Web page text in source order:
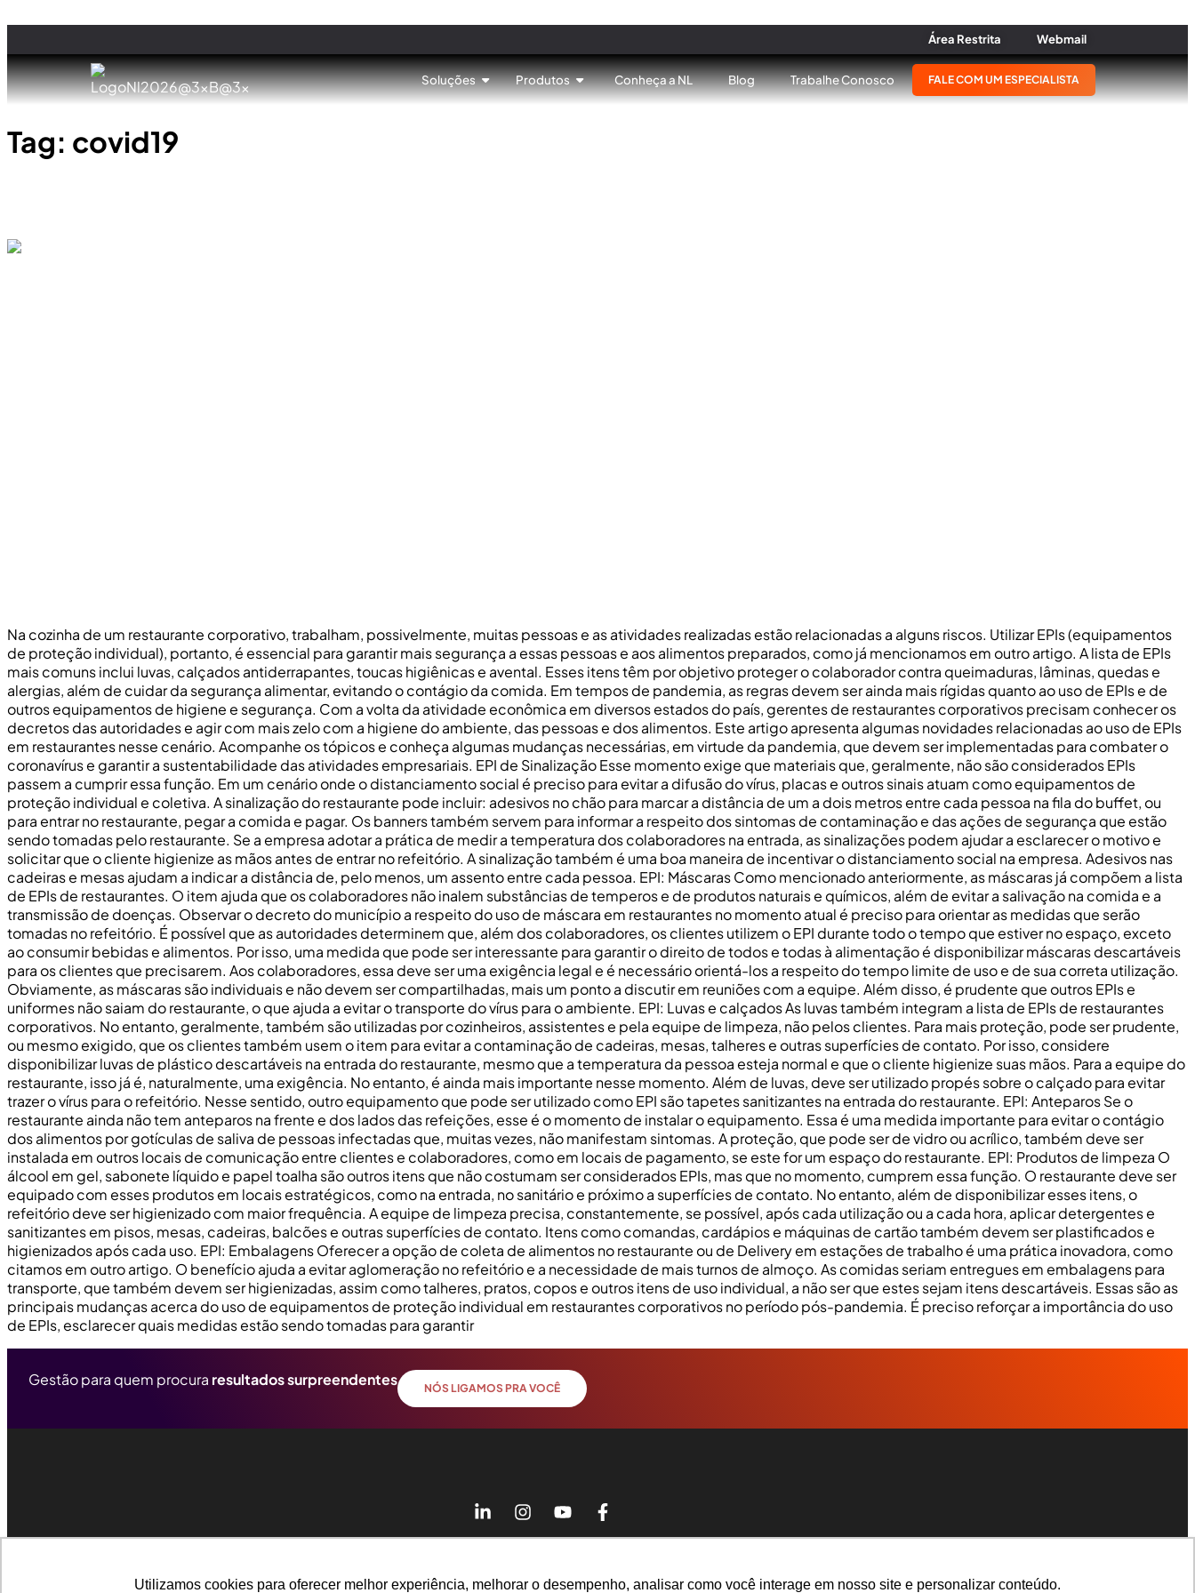
Utilizamos cookies para oferecer melhor experiência, melhorar o desempenho, analisar como você interage em nosso site e personalizar conteúdo.
Utilizamos cookies para oferecer melhor experiência, melhorar o desempenho, analisar como você interage em nosso site e personalizar conteúdo.
Webmail
Área Restrita
Soluções Produtos Conheça a NL Blog Trabalhe Conosco FALE COM UM ESPECIALISTA
Tag: covid19
Na cozinha de um restaurante corporativo, trabalham, possivelmente, muitas pessoas e as atividades realizadas estão relacionadas a alguns riscos. Utilizar EPIs (equipamentos
de proteção individual), portanto, é essencial para garantir mais segurança a essas pessoas e aos alimentos preparados, como já mencionamos em outro artigo. A lista de EPIs
mais comuns inclui luvas, calçados antiderrapantes, toucas higiênicas e avental. Esses itens têm por objetivo proteger o colaborador contra queimaduras, lâminas, quedas e
alergias, além de cuidar da segurança alimentar, evitando o contágio da comida. Em tempos de pandemia, as regras devem ser ainda mais rígidas quanto ao uso de EPIs e de
outros equipamentos de higiene e segurança. Com a volta da atividade econômica em diversos estados do país, gerentes de restaurantes corporativos precisam conhecer os
decretos das autoridades e agir com mais zelo com a higiene do ambiente, das pessoas e dos alimentos. Este artigo apresenta algumas novidades relacionadas ao uso de EPIs
em restaurantes nesse cenário. Acompanhe os tópicos e conheça algumas mudanças necessárias, em virtude da pandemia, que devem ser implementadas para combater o
coronavírus e garantir a sustentabilidade das atividades empresariais. EPI de Sinalização Esse momento exige que materiais que, geralmente, não são considerados EPIs
passem a cumprir essa função. Em um cenário onde o distanciamento social é preciso para evitar a difusão do vírus, placas e outros sinais atuam como equipamentos de
proteção individual e coletiva. A sinalização do restaurante pode incluir: adesivos no chão para marcar a distância de um a dois metros entre cada pessoa na fila do buffet, ou
para entrar no restaurante, pegar a comida e pagar. Os banners também servem para informar a respeito dos sintomas de contaminação e das ações de segurança que estão
sendo tomadas pelo restaurante. Se a empresa adotar a prática de medir a temperatura dos colaboradores na entrada, as sinalizações podem ajudar a esclarecer o motivo e
solicitar que o cliente higienize as mãos antes de entrar no refeitório. A sinalização também é uma boa maneira de incentivar o distanciamento social na empresa. Adesivos nas
cadeiras e mesas ajudam a indicar a distância de, pelo menos, um assento entre cada pessoa. EPI: Máscaras Como mencionado anteriormente, as máscaras já compõem a lista
de EPIs de restaurantes. O item ajuda que os colaboradores não inalem substâncias de temperos e de produtos naturais e químicos, além de evitar a salivação na comida e a
transmissão de doenças. Observar o decreto do município a respeito do uso de máscara em restaurantes no momento atual é preciso para orientar as medidas que serão
tomadas no refeitório. É possível que as autoridades determinem que, além dos colaboradores, os clientes utilizem o EPI durante todo o tempo que estiver no espaço, exceto
ao consumir bebidas e alimentos. Por isso, uma medida que pode ser interessante para garantir o direito de todos e todas à alimentação é disponibilizar máscaras descartáveis
para os clientes que precisarem. Aos colaboradores, essa deve ser uma exigência legal e é necessário orientá-los a respeito do tempo limite de uso e de sua correta utilização.
Obviamente, as máscaras são individuais e não devem ser compartilhadas, mais um ponto a discutir em reuniões com a equipe. Além disso, é prudente que outros EPIs e
uniformes não saiam do restaurante, o que ajuda a evitar o transporte do vírus para o ambiente. EPI: Luvas e calçados As luvas também integram a lista de EPIs de restaurantes
corporativos. No entanto, geralmente, também são utilizadas por cozinheiros, assistentes e pela equipe de limpeza, não pelos clientes. Para mais proteção, pode ser prudente,
ou mesmo exigido, que os clientes também usem o item para evitar a contaminação de cadeiras, mesas, talheres e outras superfícies de contato. Por isso, considere
disponibilizar luvas de plástico descartáveis na entrada do restaurante, mesmo que a temperatura da pessoa esteja normal e que o cliente higienize suas mãos. Para a equipe do
restaurante, isso já é, naturalmente, uma exigência. No entanto, é ainda mais importante nesse momento. Além de luvas, deve ser utilizado propés sobre o calçado para evitar
trazer o vírus para o refeitório. Nesse sentido, outro equipamento que pode ser utilizado como EPI são tapetes sanitizantes na entrada do restaurante. EPI: Anteparos Se o
restaurante ainda não tem anteparos na frente e dos lados das refeições, esse é o momento de instalar o equipamento. Essa é uma medida importante para evitar o contágio
dos alimentos por gotículas de saliva de pessoas infectadas que, muitas vezes, não manifestam sintomas. A proteção, que pode ser de vidro ou acrílico, também deve ser
instalada em outros locais de comunicação entre clientes e colaboradores, como em locais de pagamento, se este for um espaço do restaurante. EPI: Produtos de limpeza O
álcool em gel, sabonete líquido e papel toalha são outros itens que não costumam ser considerados EPIs, mas que no momento, cumprem essa função. O restaurante deve ser
equipado com esses produtos em locais estratégicos, como na entrada, no sanitário e próximo a superfícies de contato. No entanto, além de disponibilizar esses itens, o
refeitório deve ser higienizado com maior frequência. A equipe de limpeza precisa, constantemente, se possível, após cada utilização ou a cada hora, aplicar detergentes e
sanitizantes em pisos, mesas, cadeiras, balcões e outras superfícies de contato. Itens como comandas, cardápios e máquinas de cartão também devem ser plastificados e
higienizados após cada uso. EPI: Embalagens Oferecer a opção de coleta de alimentos no restaurante ou de Delivery em estações de trabalho é uma prática inovadora, como
citamos em outro artigo. O benefício ajuda a evitar aglomeração no refeitório e a necessidade de mais turnos de almoço. As comidas seriam entregues em embalagens para
transporte, que também devem ser higienizadas, assim como talheres, pratos, copos e outros itens de uso individual, a não ser que estes sejam itens descartáveis. Essas são as
principais mudanças acerca do uso de equipamentos de proteção individual em restaurantes corporativos no período pós-pandemia. É preciso reforçar a importância do uso
de EPIs, esclarecer quais medidas estão sendo tomadas para garantir
Gestão para quem procura resultados surpreendentes NÓS LIGAMOS PRA VOCÊ